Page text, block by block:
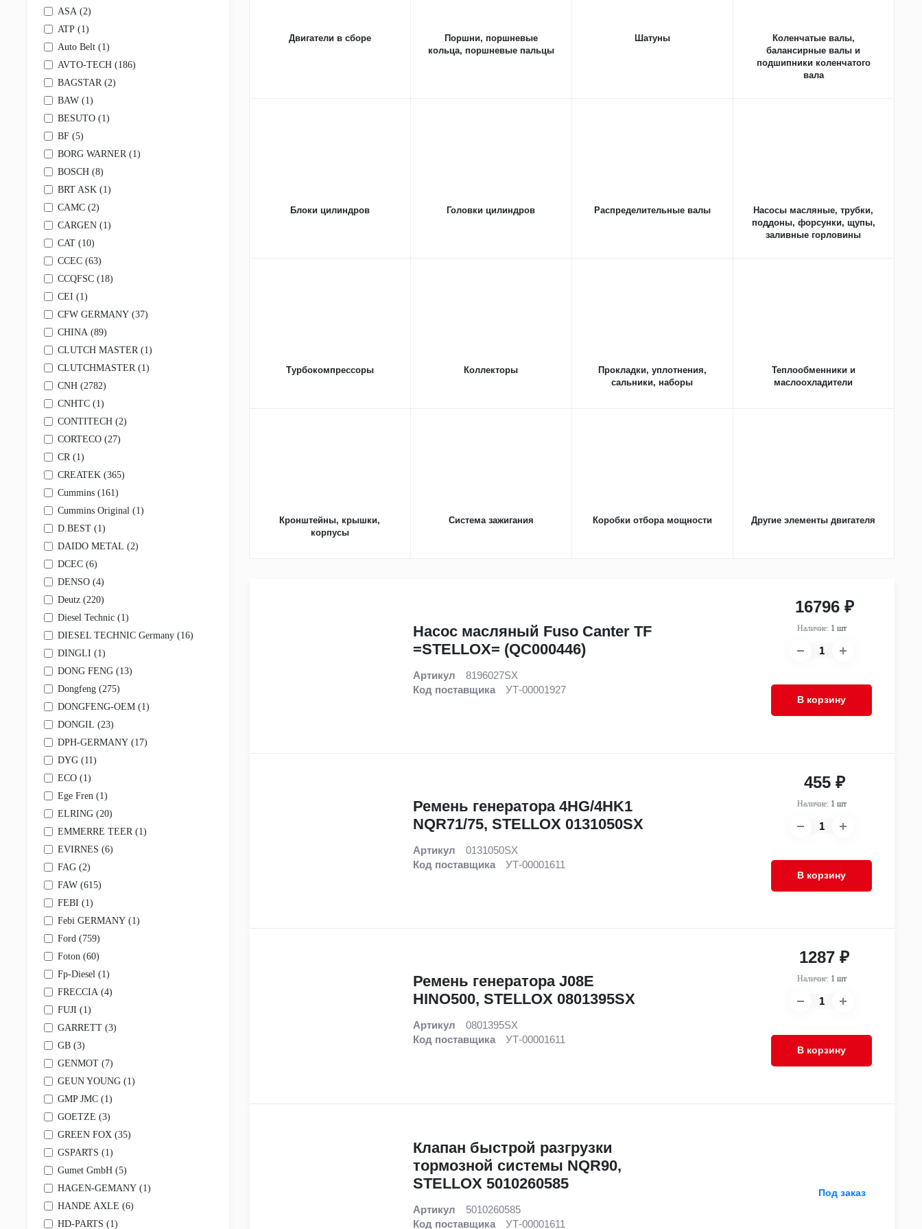
горловины
Турбокомпрессоры
Коллекторы
Прокладки, уплотнения, сальники, наборы
Теплообменники и маслоохладители
Кронштейны, крышки, корпусы
Cистема зажигания
Коробки отбора мощности
Другие элементы двигателя
Тормозная система
Барабаны тормозные
Валы тормозные
Диски тормозные
Колодки, накладки, заклёпки
Механизмы, суппорты, ремкомплекты
Ресиверы
Рычаги
Тормозные краны
Трубки тормозные
Цилиндры тормозные
Щитки грязезащитные
Элементы системы ABS и EBS
Другое
Воздушные
Гидравлические
Для антифриза
Сажевые
Салонные
Топливные
Фильтры картера двигателя (салуна)
Фильтры сепараторы влагоотделители-осушители
Фильтры трансмиссионные (АКПП)
Ходовая часть и рулевое управление
Втулки
Наконечники рулевых тяг
Пневмоэлементы
Пыльники рулевых тяг
Реактивные тяги
Рулевые колонки и валы
Рулевые механизмы (редукторы) и рейки
Рулевые тяги
Рычаги подвески
Сайлентблоки
Стабилизаторы
Тяги подвески
Усилители руля
Другое
Кузовные детали
Кабины и каркасы кабин
Амортизаторы кабин, капотов, крышек багажника
Бамперы
Двери
Зеркала и крепёж
Капоты
Кронштейны, отбойники, усилители
Крылья
Накладки, рейлинги, молдинги
Педали и приводы
Подножки, ступеньки
Решётки радиатора
Ручки и замки
Спойлеры, ветровики, дефлекторы
Шумо- и виброизоляция
Эмблемы (шильдики)
Воздуховоды
Брызговики (локеры, подкрылки)
Другие кузовные детали
Амортизаторы, пружины, рессоры
Амортизаторы
Пневморессоры
Пружины
Стремянки, серьги, рессоры
Другие элементы амортизации
Топливная система
Баки и крышки топливные
Датчики давления топлива
Насосы топливные
Рампы
Трубки, шланги, уплотнения, прокладки
Форсунки топливные, распылители, уплотнения / прокладки форсунок
Трансмиссия
Трансмиссия в сборе
Сцепление
Раздаточная коробка
Редукторы и мосты
ASA (2)
ATP (1 )
Auto Belt (1 )
AVTO-TECH (186)
BAGSTAR (2)
BAW (1 )
BESUTO (1 )
BF (5)
BORG WARNER (1 )
BOSCH (8)
BRT ASK (1 )
CAMC (2)
CARGEN (1 )
CAT (10)
CCEC (63)
CCQFSC (18)
CEI (1 )
CFW GERMANY (37)
CHINA (89)
CLUTCH MASTER (1 )
CLUTCHMASTER (1 )
CNH (2782)
CNHTC (1 )
CONTITECH (2)
CORTECO (27)
CR (1 )
CREATEK (365)
Cummins (161 )
Cummins Original (1 )
D.BEST (1 )
DAIDO METAL (2)
DCEC (6)
DENSO (4)
Deutz (220)
Diesel Technic (1 )
DIESEL TECHNIC Germany (16)
DINGLI (1 )
DONG FENG (13)
Dongfeng (275)
DONGFENG-OEM (1 )
DONGIL (23)
DPH-GERMANY (17)
DYG (11 )
ECO (1 )
Ege Fren (1 )
ELRING (20)
EMMERRE TEER (1 )
EVIRNES (6)
FAG (2)
FAW (615)
FEBI (1 )
Febi GERMANY (1 )
Ford (759)
Foton (60)
Fp-Diesel (1 )
FRECCIA (4)
FUJI (1 )
GARRETT (3)
GB (3)
GENMOT (7)
GEUN YOUNG (1 )
GMP JMC (1 )
GOETZE (3)
GREEN FOX (35)
GSPARTS (1 )
Gumet GmbH (5)
HAGEN-GEMANY (1 )
HANDE AXLE (6)
HD-PARTS (1 )
Двигатели в сборе
Поршни, поршневые
кольца, поршневые пальцы
Шатуны
Коленчатые валы,
балансирные валы и
подшипники коленчатого
вала
Блоки цилиндров Головки цилиндров Распределительные валы
Насосы масляные, трубки,
поддоны, форсунки, щупы,
заливные горловины
Турбокомпрессоры Коллекторы
Прокладки, уплотнения,
сальники, наборы
Теплообменники и
маслоохладители
Кронштейны, крышки,
корпусы
Cистема зажигания Коробки отбора мощности Другие элементы двигателя
Насос масляный Fuso Canter TF
=STELLOX= (QC000446)
Артикул
8196027SX
Код поставщика
УТ-00001927
16796 ₽
Наличие: 1 шт
В корзину
Ремень генератора 4HG/4HK1
NQR71/75, STELLOX 0131050SX
Артикул
0131050SX
Код поставщика
УТ-00001611
455 ₽
Наличие: 1 шт
В корзину
Ремень генератора J08E
HINO500, STELLOX 0801395SX
Артикул
0801395SX
Код поставщика
УТ-00001611
1287 ₽
Наличие: 1 шт
В корзину
Клапан быстрой разгрузки
тормозной системы NQR90,
STELLOX 5010260585
Артикул
5010260585
Код поставщика
УТ-00001611
Под заказ